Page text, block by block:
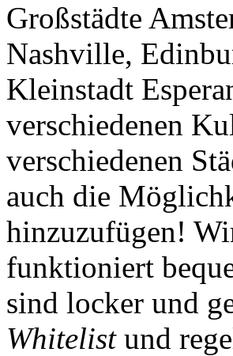
Großstädte
Nashville,
Kleinstadt
verschiedenen
verschiedenen
auch die
hinzuzufügen!
funktioniert
sind locker und
Whitelistund